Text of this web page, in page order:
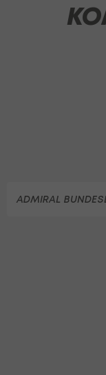
ADMIRAL